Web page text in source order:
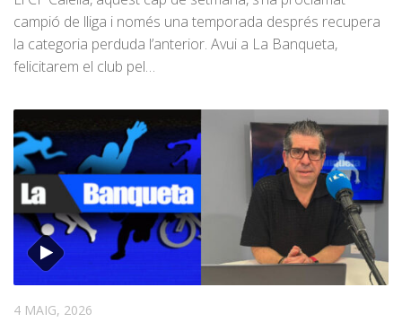
campió de lliga i només una temporada després recupera
la categoria perduda l’anterior. Avui a La Banqueta,
felicitarem el club pel…
4 MAIG, 2026